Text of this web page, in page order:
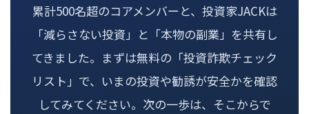
累計500名超のコアメンバーと、投資家JACKは
「減らさない投資」と「本物の副業」を共有し
てきました。まずは無料の「投資詐欺チェック
リスト」で、いまの投資や勧誘が安全かを確認
してみてください。次の一歩は、そこからで